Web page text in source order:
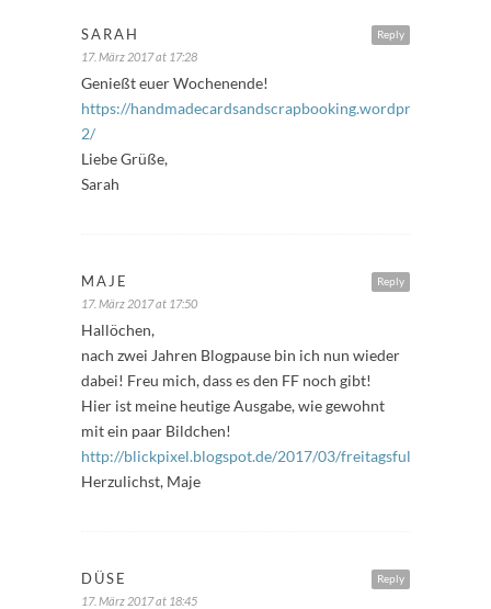
Reply
SARAH
17. März 2017 at 17:28
Genießt euer Wochenende!
https://handmadecardsandscrapbooking.wordpress.com/
2/
Liebe Grüße,
Sarah
Reply
MAJE
17. März 2017 at 17:50
Hallöchen,
nach zwei Jahren Blogpause bin ich nun wieder
dabei! Freu mich, dass es den FF noch gibt!
Hier ist meine heutige Ausgabe, wie gewohnt
mit ein paar Bildchen!
http://blickpixel.blogspot.de/2017/03/freitagsfuller.html
Herzulichst, Maje
Reply
DÜSE
17. März 2017 at 18:45